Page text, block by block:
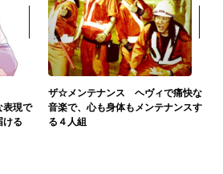
現で
ける
ザ☆メンテナンス ヘヴィで痛快な
音楽で、心も身体もメンテナンスす
る４人組